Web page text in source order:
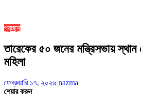
প্রচ্ছদ
তারেকের ৫০ জনের মন্ত্রিসভায়
মহিলা
ফেব্রুয়ারি ১৭, ২০২৬ nazma
শেয়ার করুন